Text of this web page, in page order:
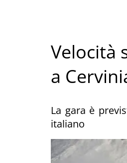
Velocità
a
La gara è
italiano